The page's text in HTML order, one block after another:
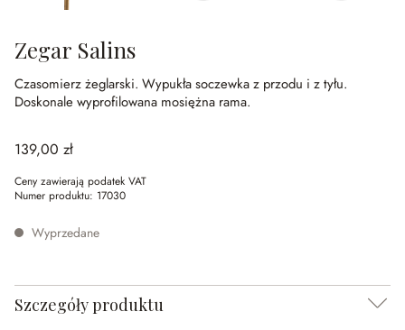
Zegar Salins
Czasomierz żeglarski. Wypukła soczewka z przodu i z tyłu.
Doskonale wyprofilowana mosiężna rama.
139,00 zł
Ceny zawierają podatek VAT
Numer produktu: 17030
Wyprzedane
Szczegóły produktu